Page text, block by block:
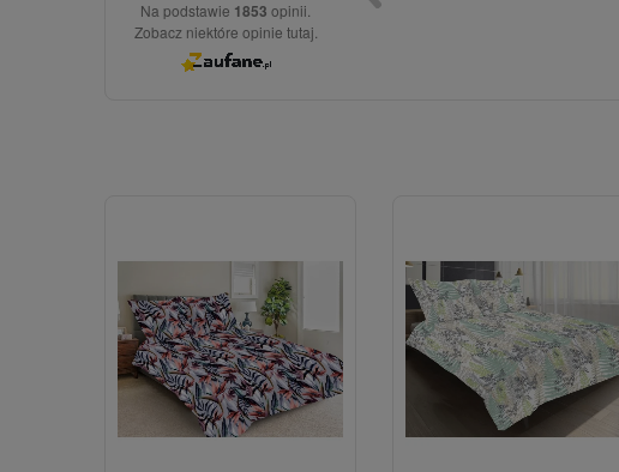
Na podstawie 1853 opinii.
Zobacz niektóre opinie tutaj.